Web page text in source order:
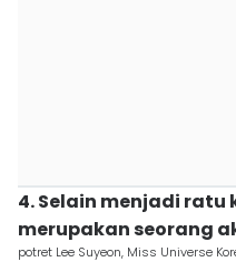
4. Selain menjadi ratu
merupakan seorang
potret Lee Suyeon, Miss Universe